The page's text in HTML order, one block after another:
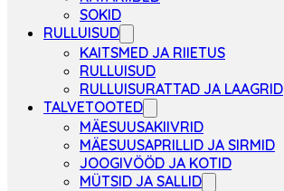
SOKID
RULLUISUD
KAITSMED JA RIIETUS
RULLUISUD
RULLUISURATTAD JA LAAGRID
TALVETOOTED
MÄESUUSAKIIVRID
MÄESUUSAPRILLID JA SIRMID
JOOGIVÖÖD JA KOTID
MÜTSID JA SALLID